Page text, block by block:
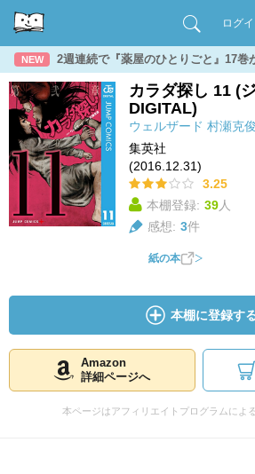
ログ
NEW 2週連続で『薬屋のひとりごと』17巻
カラダ探し 11 (
DIGITAL)
ウェルザード 村瀬克俊
集英社
(2016.12.31)
3.25
本棚登録: 39人
感想: 3件
紙の本
本棚に登録す
Amazon
詳細ページへ
本ページはアフィリエイトプログラムによ